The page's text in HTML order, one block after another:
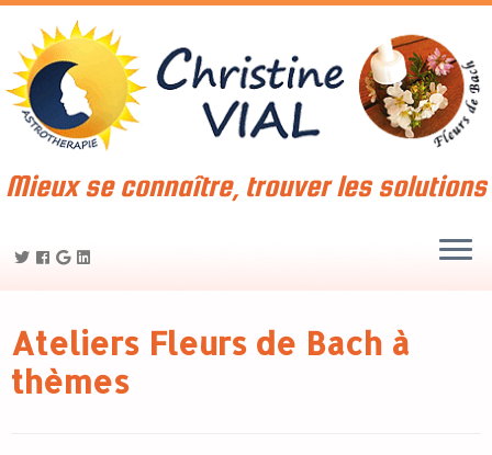
Mieux se connaître, trouver les solutions
Ateliers Fleurs de Bach à
thèmes